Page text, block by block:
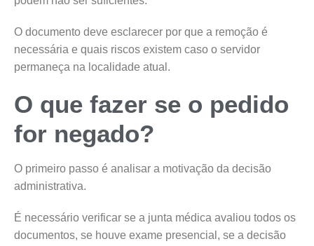
O documento deve esclarecer por que a remoção é
necessária e quais riscos existem caso o servidor
permaneça na localidade atual.
O que fazer se o pedido
for negado?
O primeiro passo é analisar a motivação da decisão
administrativa.
É necessário verificar se a junta médica avaliou todos os
documentos, se houve exame presencial, se a decisão